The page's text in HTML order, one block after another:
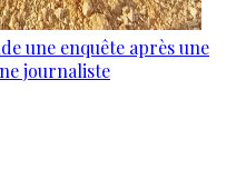
une enquête après une
journaliste